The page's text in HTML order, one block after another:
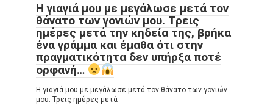
Η γιαγιά μου με μεγάλωσε μετά τον
θάνατο των γονιών μου. Τρεις
ημέρες μετά την κηδεία της, βρήκα
ένα γράμμα και έμαθα ότι στην
πραγματικότητα δεν υπήρξα ποτέ
ορφανή…
Η γιαγιά μου με μεγάλωσε μετά τον θάνατο των γονιών
μου. Τρεις ημέρες μετά